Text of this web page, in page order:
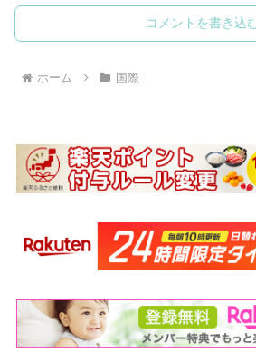
コメントを書き込
ホーム 国際